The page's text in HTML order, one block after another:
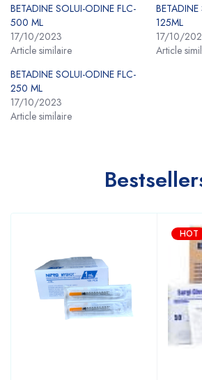
BETADINE SOLUI-ODINE FLC-
500 ML
17/10/2023
Article similaire
125ML
17/10/
Article
BETADINE SOLUI-ODINE FLC-
250 ML
17/10/2023
Article similaire
HOT